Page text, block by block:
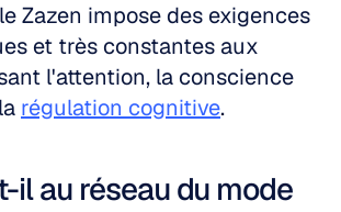
Zazen impose des exigences
et très constantes aux
l'attention, la conscience
régulation cognitive.
il au réseau du mode